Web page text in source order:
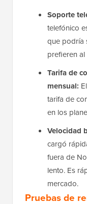
Soporte
telefónico
que podría
prefieren
Tarifa de
mensual:
tarifa de
en los
Velocidad
cargó
fuera de
lento. Es
mercado.
Pruebas de